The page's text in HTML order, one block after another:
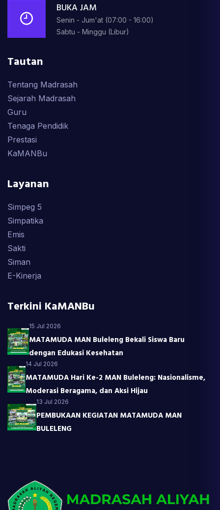
BUKA JAM
Senin - Jum'at (07:00 - 16:00)
Sabtu - Minggu (Libur)
Tautan
Tentang Madrasah
Sejarah Madrasah
Guru
Tenaga Pendidik
Prestasi
KaMANBu
Layanan
Simpeg 5
Simpatika
Emis
Sakti
Siman
E-Kinerja
Terkini KaMANBu
15 Jul 2026
MATAMUDA MAN Buleleng Bekali Siswa Baru
dengan Edukasi Kesehatan
14 Jul 2026
MATAMUDA Hari Ke-2 MAN Buleleng: Nasionalisme,
Moderasi Beragama, dan Aksi Hijau
13 Jul 2026
PEMBUKAAN KEGIATAN MATAMUDA MAN
BULELENG